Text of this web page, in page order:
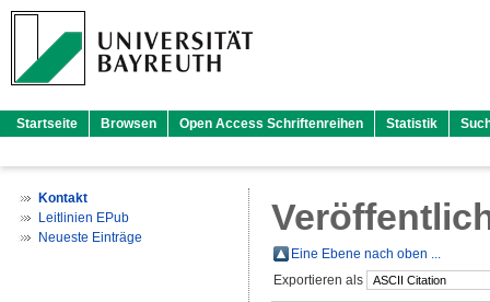
Startseite Browsen Open Access Schriftenreihen Statistik
Kontakt
Leitlinien EPub
Neueste Einträge
Eine Ebene nach oben ...
Exportieren als